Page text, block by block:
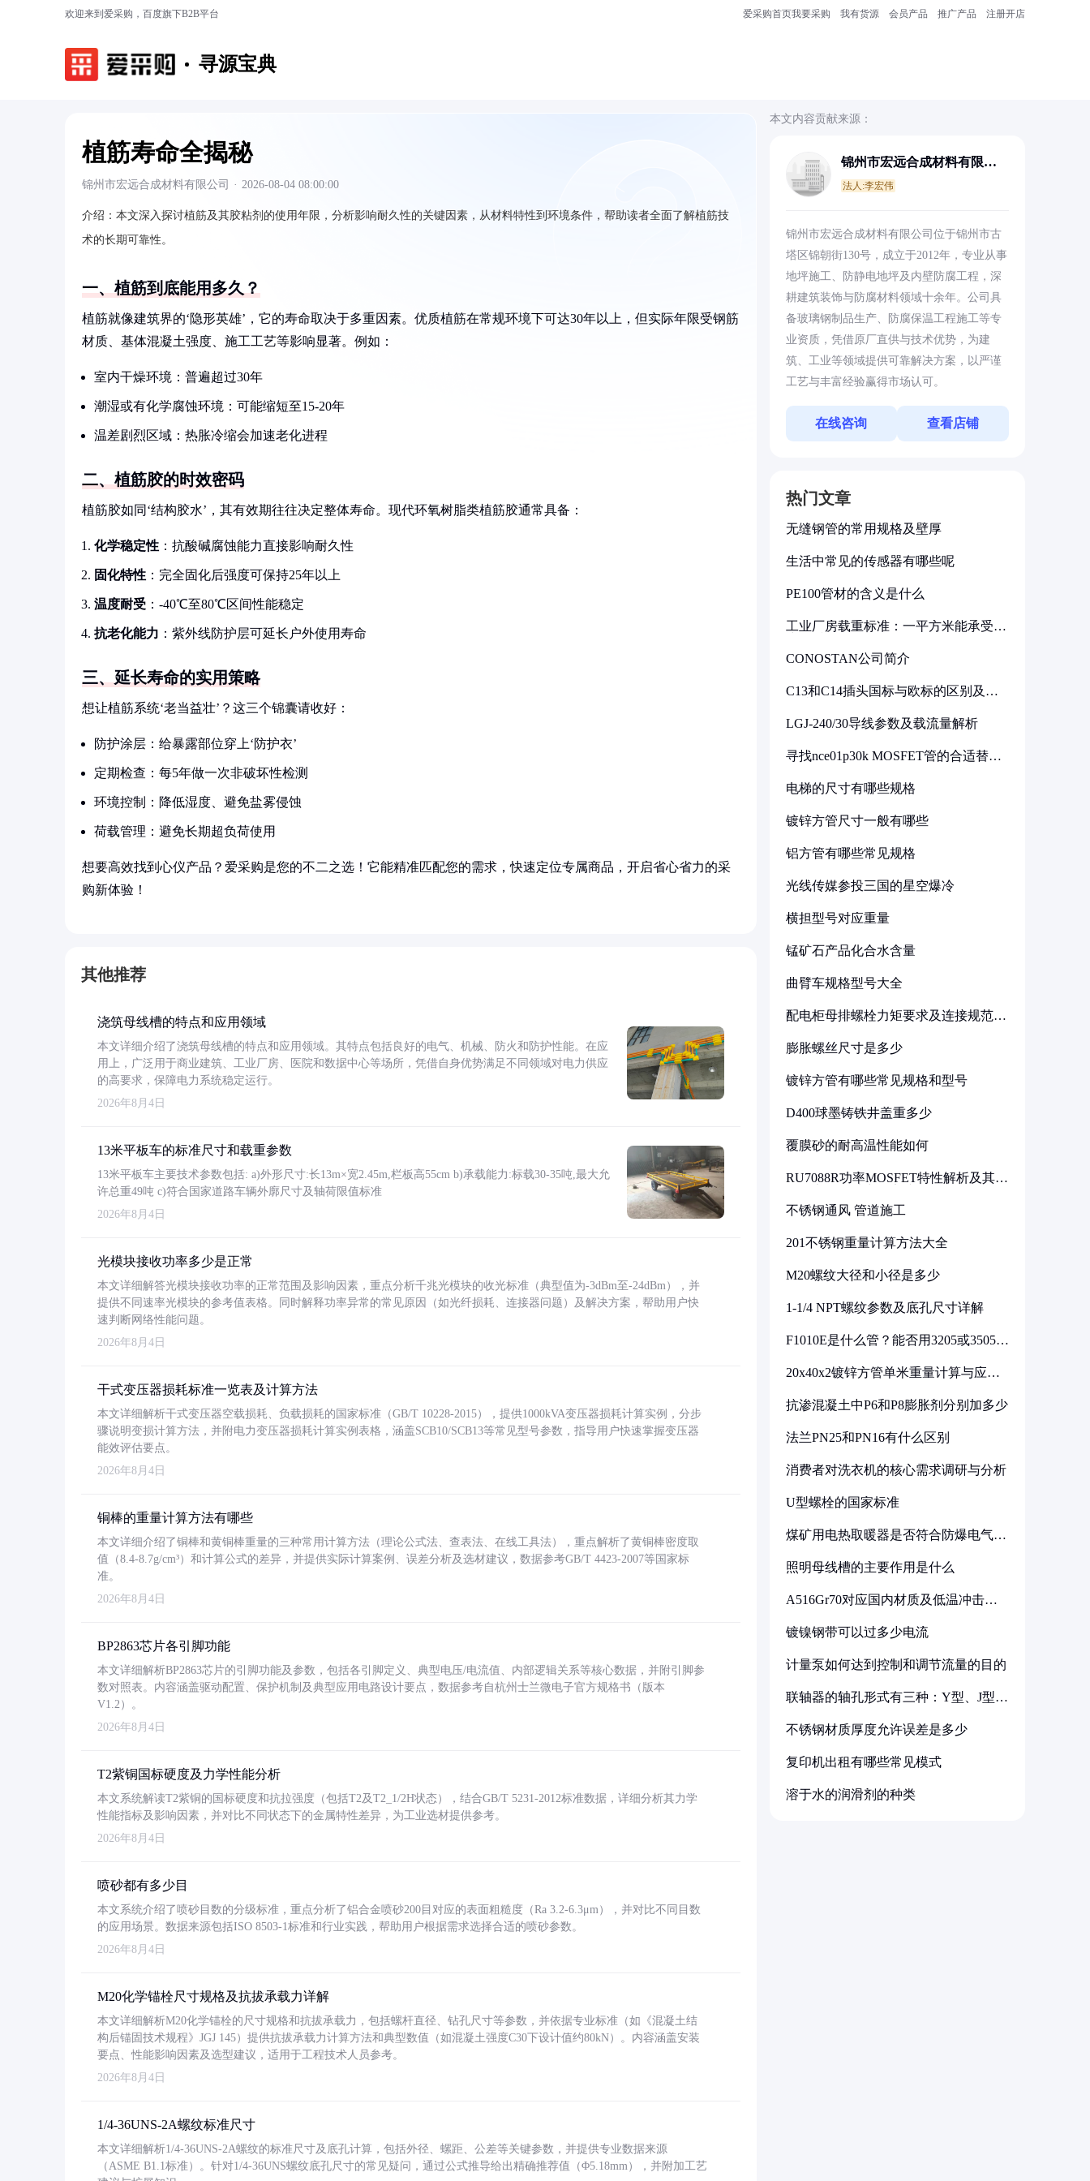
欢迎来到爱采购，百度旗下B2B平台 爱采购首页我要采购 我有货源 会员产品 推广产品 注册开店
寻源宝典
植筋寿命全揭秘
锦州市宏远合成材料有限公司 · 2026-08-04 08:00:00
介绍： 本文深入探讨植筋及其胶粘剂的使用年限，分析影响耐久性的关键因素，从材料特性到环境条件，帮助读者全面了解植筋技
术的长期可靠性。
一、植筋到底能用多久？
植筋就像建筑界的‘隐形英雄’，它的寿命取决于多重因素。优质植筋在常规环境下可达30年以上，但实际年限受钢筋
材质、基体混凝土强度、施工工艺等影响显著。例如：
室内干燥环境：普遍超过30年
潮湿或有化学腐蚀环境：可能缩短至15-20年
温差剧烈区域：热胀冷缩会加速老化进程
二、植筋胶的时效密码
植筋胶如同‘结构胶水’，其有效期往往决定整体寿命。现代环氧树脂类植筋胶通常具备：
化学稳定性 ：抗酸碱腐蚀能力直接影响耐久性
固化特性 ：完全固化后强度可保持25年以上
温度耐受 ：-40℃至80℃区间性能稳定
抗老化能力 ：紫外线防护层可延长户外使用寿命
三、延长寿命的实用策略
想让植筋系统‘老当益壮’？这三个锦囊请收好：
防护涂层：给暴露部位穿上‘防护衣’
定期检查：每5年做一次非破坏性检测
环境控制：降低湿度、避免盐雾侵蚀
荷载管理：避免长期超负荷使用
想要高效找到心仪产品？爱采购是您的不二之选！它能精准匹配您的需求，快速定位专属商品，开启省心省力的采
购新体验！
其他推荐
浇筑母线槽的特点和应用领域
本文详细介绍了浇筑母线槽的特点和应用领域。其特点包括良好的电气、机械、防火和防护性能。在应
用上，广泛用于商业建筑、工业厂房、医院和数据中心等场所，凭借自身优势满足不同领域对电力供应
的高要求，保障电力系统稳定运行。
2026年8月4日
13米平板车的标准尺寸和载重参数
13米平板车主要技术参数包括: a)外形尺寸:长13m×宽2.45m,栏板高55cm b)承载能力:标载30-35吨,最大允
许总重49吨 c)符合国家道路车辆外廓尺寸及轴荷限值标准
2026年8月4日
光模块接收功率多少是正常
本文详细解答光模块接收功率的正常范围及影响因素，重点分析千兆光模块的收光标准（典型值为-3dBm至-24dBm），并
提供不同速率光模块的参考值表格。同时解释功率异常的常见原因（如光纤损耗、连接器问题）及解决方案，帮助用户快
速判断网络性能问题。
2026年8月4日
干式变压器损耗标准一览表及计算方法
本文详细解析干式变压器空载损耗、负载损耗的国家标准（GB/T 10228-2015），提供1000kVA变压器损耗计算实例，分步
骤说明变损计算方法，并附电力变压器损耗计算实例表格，涵盖SCB10/SCB13等常见型号参数，指导用户快速掌握变压器
能效评估要点。
2026年8月4日
铜棒的重量计算方法有哪些
本文详细介绍了铜棒和黄铜棒重量的三种常用计算方法（理论公式法、查表法、在线工具法），重点解析了黄铜棒密度取
值（8.4-8.7g/cm³）和计算公式的差异，并提供实际计算案例、误差分析及选材建议，数据参考GB/T 4423-2007等国家标
准。
2026年8月4日
BP2863芯片各引脚功能
本文详细解析BP2863芯片的引脚功能及参数，包括各引脚定义、典型电压/电流值、内部逻辑关系等核心数据，并附引脚参
数对照表。内容涵盖驱动配置、保护机制及典型应用电路设计要点，数据参考自杭州士兰微电子官方规格书（版本
V1.2）。
2026年8月4日
T2紫铜国标硬度及力学性能分析
本文系统解读T2紫铜的国标硬度和抗拉强度（包括T2及T2_1/2H状态），结合GB/T 5231-2012标准数据，详细分析其力学
性能指标及影响因素，并对比不同状态下的金属特性差异，为工业选材提供参考。
2026年8月4日
喷砂都有多少目
本文系统介绍了喷砂目数的分级标准，重点分析了铝合金喷砂200目对应的表面粗糙度（Ra 3.2-6.3μm），并对比不同目数
的应用场景。数据来源包括ISO 8503-1标准和行业实践，帮助用户根据需求选择合适的喷砂参数。
2026年8月4日
M20化学锚栓尺寸规格及抗拔承载力详解
本文详细解析M20化学锚栓的尺寸规格和抗拔承载力，包括螺杆直径、钻孔尺寸等参数，并依据专业标准（如《混凝土结
构后锚固技术规程》JGJ 145）提供抗拔承载力计算方法和典型数值（如混凝土强度C30下设计值约80kN）。内容涵盖安装
要点、性能影响因素及选型建议，适用于工程技术人员参考。
2026年8月4日
1/4-36UNS-2A螺纹标准尺寸
本文详细解析1/4-36UNS-2A螺纹的标准尺寸及底孔计算，包括外径、螺距、公差等关键参数，并提供专业数据来源
（ASME B1.1标准）。针对1/4-36UNS螺纹底孔尺寸的常见疑问，通过公式推导给出精确推荐值（Φ5.18mm），并附加工艺
本文内容贡献来源：
锦州市宏远合成材料有限公
法人:李宏伟
锦州市宏远合成材料有限公司位于锦州市古
塔区锦朝街130号，成立于2012年，专业从事
地坪施工、防静电地坪及内壁防腐工程，深
耕建筑装饰与防腐材料领域十余年。公司具
备玻璃钢制品生产、防腐保温工程施工等专
业资质，凭借原厂直供与技术优势，为建
筑、工业等领域提供可靠解决方案，以严谨
工艺与丰富经验赢得市场认可。
在线咨询 查看店铺
热门文章
无缝钢管的常用规格及壁厚
生活中常见的传感器有哪些呢
PE100管材的含义是什么
工业厂房载重标准：一平方米能承受多
CONOSTAN公司简介
C13和C14插头国标与欧标的区别及其
LGJ-240/30导线参数及载流量解析
寻找nce01p30k MOSFET管的合适替代
电梯的尺寸有哪些规格
镀锌方管尺寸一般有哪些
铝方管有哪些常见规格
光线传媒参投三国的星空爆冷
横担型号对应重量
锰矿石产品化合水含量
曲臂车规格型号大全
配电柜母排螺栓力矩要求及连接规范详
膨胀螺丝尺寸是多少
镀锌方管有哪些常见规格和型号
D400球墨铸铁井盖重多少
覆膜砂的耐高温性能如何
RU7088R功率MOSFET特性解析及其在
不锈钢通风 管道施工
201不锈钢重量计算方法大全
M20螺纹大径和小径是多少
1-1/4 NPT螺纹参数及底孔尺寸详解
F1010E是什么管？能否用3205或3505代
20x40x2镀锌方管单米重量计算与应用
抗渗混凝土中P6和P8膨胀剂分别加多少
法兰PN25和PN16有什么区别
消费者对洗衣机的核心需求调研与分析
U型螺栓的国家标准
煤矿用电热取暖器是否符合防爆电气设
照明母线槽的主要作用是什么
A516Gr70对应国内材质及低温冲击要
镀镍钢带可以过多少电流
计量泵如何达到控制和调节流量的目的
联轴器的轴孔形式有三种：Y型、J型、
不锈钢材质厚度允许误差是多少
复印机出租有哪些常见模式
溶于水的润滑剂的种类